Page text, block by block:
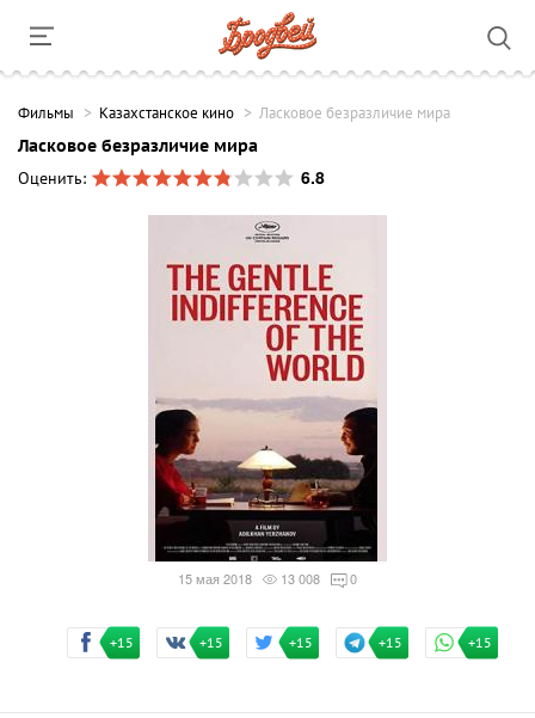
Фильмы Казахстанское кино Ласковое безразличие мира
Ласковое безразличие мира
Оценить:
6.8
15 мая 2018 13 008 0
+15 +15 +15 +15 +15